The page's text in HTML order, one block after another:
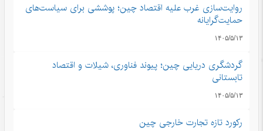
روایت‌سازی غرب علیه اقتصاد چین؛ پوششی برای سیاست‌های
حمایت‌گرایانه
۱۴۰۵/۵/۱۳
گردشگری دریایی چین؛ پیوند فناوری، شیلات و اقتصاد
تابستانی
۱۴۰۵/۵/۱۳
رکورد تازه تجارت خارجی چین